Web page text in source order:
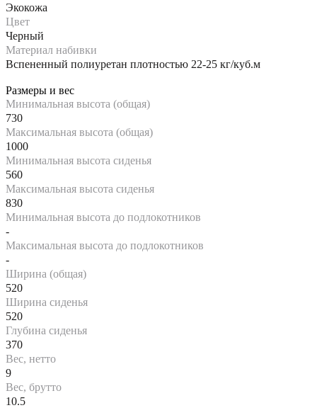
Экокожа
Цвет
Черный
Материал набивки
Вспененный полиуретан плотностью 22-25 кг/куб.м
Размеры и вес
Минимальная высота (общая)
730
Максимальная высота (общая)
1000
Минимальная высота сиденья
560
Максимальная высота сиденья
830
Минимальная высота до подлокотников
-
Максимальная высота до подлокотников
-
Ширина (общая)
520
Ширина сиденья
520
Глубина сиденья
370
Вес, нетто
9
Вес, брутто
10.5